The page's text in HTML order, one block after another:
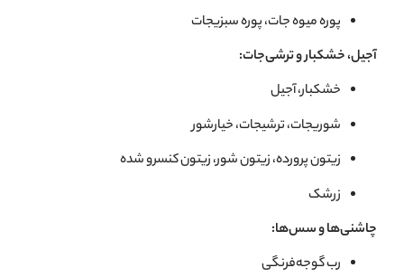
پوره میوه جات، پوره سبزیجات
آجیل، خشکبار و ترشی‌جات:
خشکبار، آجيل
شوريجات، ترشيجات، خيارشور
زیتون پرورده، زیتون شور، زیتون کنسرو شده
زرشک
چاشنی‌ها و سس‌ها:
رب گوجه‌فرنگی